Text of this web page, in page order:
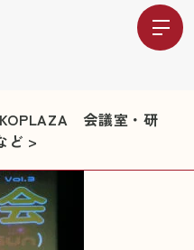
会議室・研
ど >